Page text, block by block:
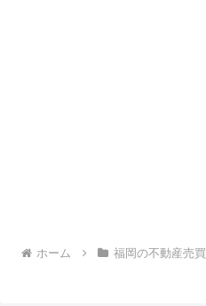
ホーム 福岡の不動産売買